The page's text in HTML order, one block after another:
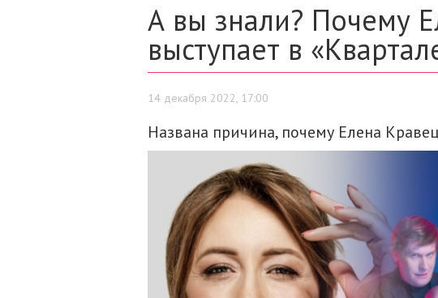
А вы знали? Почему
выступает в
14 декабря 2022, 17:00
Названа причина, почему Елена